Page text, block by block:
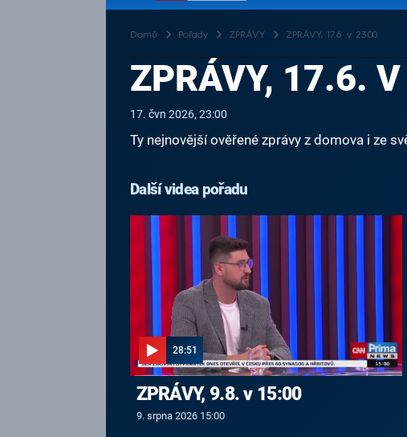
Pořady
Domů Pořady ZPRÁVY ZPRÁVY, 17.6. v 23:00
ZPRÁVY, 17.6.
17. čvn 2026, 23:00
Ty nejnovější ověřené zprávy z domova i ze
Další videa pořadu
28:51
ZPRÁVY, 9.8. v 15:00
9. srpna 2026 15:00